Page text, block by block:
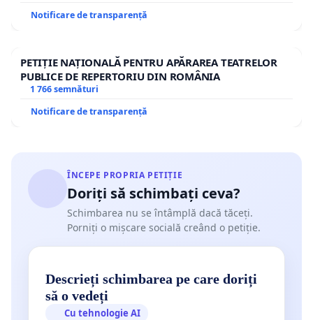
Notificare de transparență
PETIȚIE NAȚIONALĂ PENTRU APĂRAREA TEATRELOR
PUBLICE DE REPERTORIU DIN ROMÂNIA
1 766 semnături
Notificare de transparență
ÎNCEPE PROPRIA PETIȚIE
Doriți să schimbați ceva?
Schimbarea nu se întâmplă dacă tăceți.
Porniți o mișcare socială creând o petiție.
Descrieți schimbarea pe care doriți
să o vedeți
Cu tehnologie AI